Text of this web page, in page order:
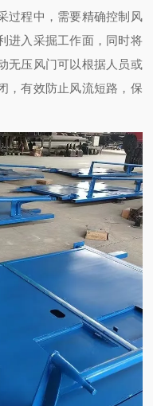
过程中，需要精确控制风
进入采掘工作面，同时将
无压风门可以根据人员或
，有效防止风流短路，保